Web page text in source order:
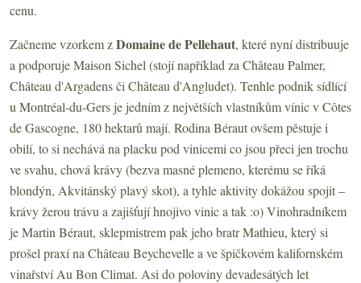
cenu.
Začneme vzorkem zDomaine de Pellehaut, které nyní distribuuje
a podporuje Maison Sichel (stojí například za Château Palmer,
Château d'Argadens či Château d'Angludet). Tenhle podnik sídlící
u Montréal-du-Gers je jedním z největších vlastníkům vínic v Côtes
de Gascogne, 180 hektarů mají. Rodina Béraut ovšem pěstuje i
obilí, to si nechává na placku pod vinicemi co jsou přeci jen trochu
ve svahu, chová krávy (bezva masné plemeno, kterému se říká
blondýn, Akvitánský plavý skot), a tyhle aktivity dokážou spojit –
krávy žerou trávu a zajišťují hnojivo vinic a tak :o) Vinohradníkem
je Martin Béraut, sklepmistrem pak jeho bratr Mathieu, který si
prošel praxí na Château Beychevelle a ve špičkovém kalifornském
vinařství Au Bon Climat. Asi do poloviny devadesátých let